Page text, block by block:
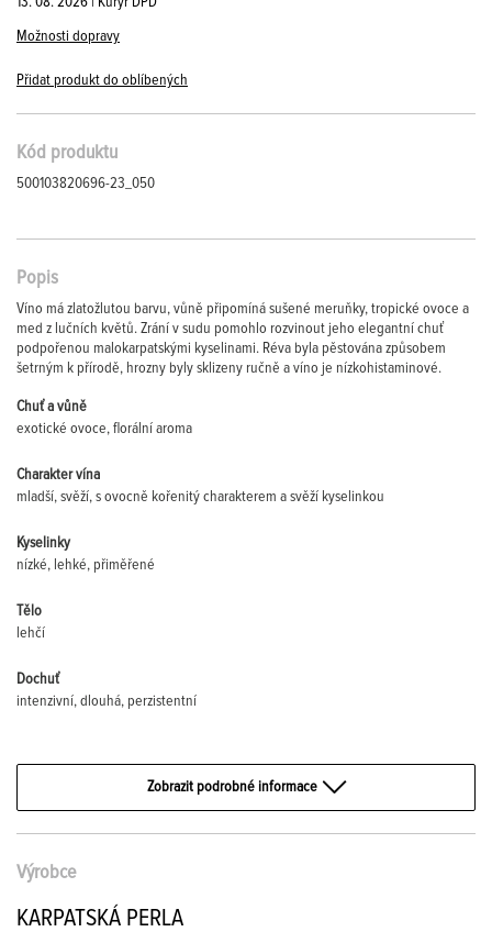
Možnosti dopravy
Přidat produkt do oblíbených
Kód produktu
500103820696-23_050
Popis
Víno má zlatožlutou barvu, vůně připomíná sušené meruňky, tropické ovoce a
med z lučních květů. Zrání v sudu pomohlo rozvinout jeho elegantní chuť
podpořenou malokarpatskými kyselinami. Réva byla pěstována způsobem
šetrným k přírodě, hrozny byly sklizeny ručně a víno je nízkohistaminové.
Chuť a vůně
exotické ovoce, florální aroma
Charakter vína
mladší, svěží, s ovocně kořenitý charakterem a svěží kyselinkou
Kyselinky
nízké, lehké, přiměřené
Tělo
lehčí
Dochuť
intenzivní, dlouhá, perzistentní
Zobrazit podrobné informace
Výrobce
KARPATSKÁ PERLA